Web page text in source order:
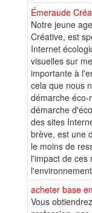
Émeraude
Notre jeune
Créative, est
Internet
visuelles sur
importante à
cela que nous
démarche éco-
démarche
des sites
brève, est une
le moins de
l'impact de ces
acheter base
Vous